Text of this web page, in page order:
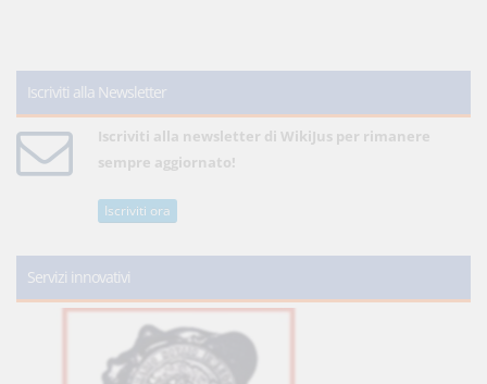
Iscriviti alla Newsletter
Iscriviti alla newsletter di WikiJus per rimanere
sempre aggiornato!
Iscriviti ora
Servizi innovativi